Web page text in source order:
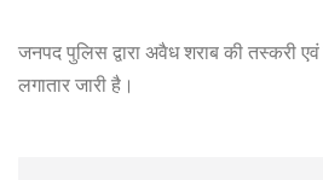
जनपद पुलिस द्वारा अवैध शराब की तस्करी
लगातार जारी है।